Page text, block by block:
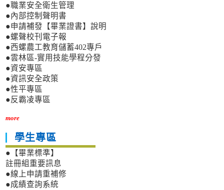
●職業安全衛生管理
●內部控制聲明書
●申請補發【畢業證書】說明
●螺聲校刊電子報
●西螺農工教育儲蓄402專戶
●雲林區-實用技能學程分發
●資安專區
●資訊安全政策
●性平專區
●反霸凌專區
more
學生專區
●【畢業標準】
註冊組重要訊息
●線上申請重補修
●成績查詢系統